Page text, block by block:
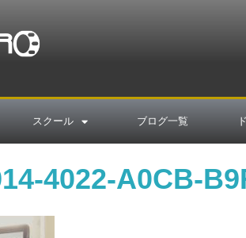
スクール ブログ一覧
4022-A0CB-